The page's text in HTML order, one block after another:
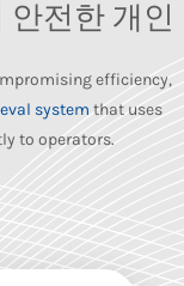
전한 개인
efficiency,
system that uses
to operators.